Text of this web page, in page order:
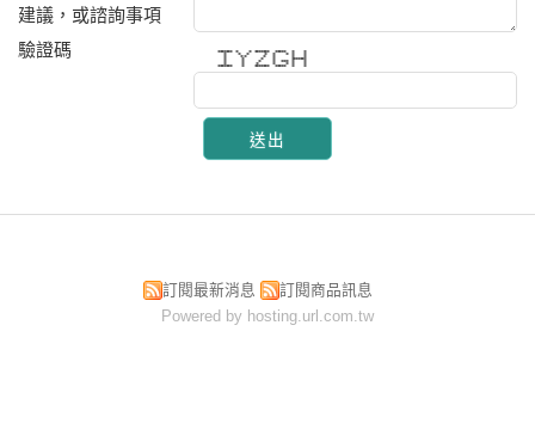
建議，或諮詢事項
驗證碼
******* * * ******* ***** * *
* * * * * * * *
* * * * * * *
* * * * *******
* * * * *** * *
* * * * * * *
******* * ******* ***** * *
訂閱最新消息
訂閱商品訊息
Powered by hosting.url.com.tw